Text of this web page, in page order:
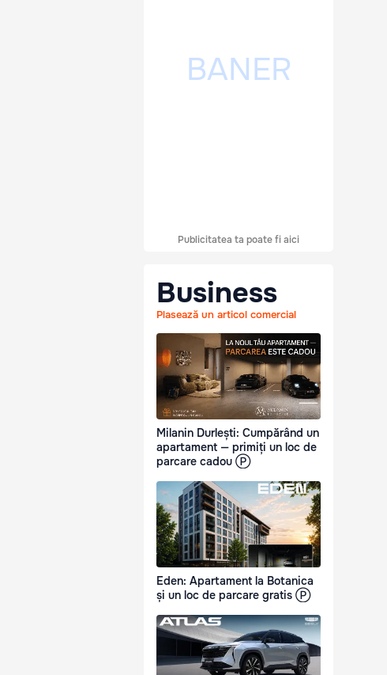
Publicitatea ta poate fi aici
Business
Plasează un articol comercial
Milanin Durlești: Cumpărând un
apartament — primiți un loc de
parcare cadou Ⓟ
Eden: Apartament la Botanica
și un loc de parcare gratis Ⓟ